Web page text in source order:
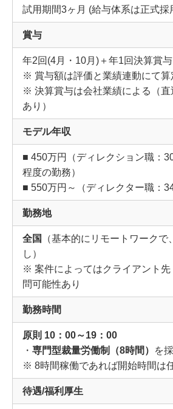
試用期間3ヶ月 (給与体系は正式採
賞与
年2回(4月・10月)＋年1回決算賞
※ 賞与額は評価と業績連動にて算
※ 決算賞与は会社業績による（直
あり）
モデル年収
■ 450万円（ディレクション職：
程度の勤務）
■ 550万円～（ディレクター職：
勤務地
全国
（基本的にリモートワーク
し）
※ 案件によってはクライアント
問可能性あり
勤務時間
原則 10：00～19：00
・ 専門型裁量労働制（8時間）
を
※ 8時間稼働であれば開始時間は
待遇/福利厚生